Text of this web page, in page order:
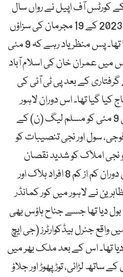
کے کورٹس آف اپیل نے رواں سال
2 جنوری کو سانحہ 9 مئی 2023 کے 19 مجرمان کی سزاؤں
میں معافی کا اعلان کردیا تھا۔ پس منظر یاد رہے کہ 9 مئی
کیس میں عمران خان کی اسلام آباد
کے بعد پی ٹی آئی کی
گیا تھا۔ اس دوران لاہور
کے علاقے ماڈل ٹاؤن میں 9 مئی کو مسلم لیگ (ن) کے
سول اور نجی تنصیبات کو
نجی املاک کو شدید نقصان
پہنچایا گیا تھا جب کہ اس دوران کم از کم 8 افراد ہلاک اور
نے لاہور میں کور کمانڈر
بول دیا تھا جسے جناح ہاؤس بھی
واقع جنرل ہیڈکوارٹرز (جی ایچ
تھا۔ اس کے بعد ملک بھر میں
کے ساتھ لڑائی، توڑ پھوڑ اور جلاؤ